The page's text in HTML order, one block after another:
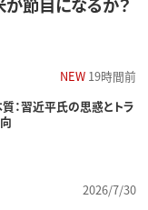
NEW19時間前
質：習近平氏の思惑とトラ
2026/7/30